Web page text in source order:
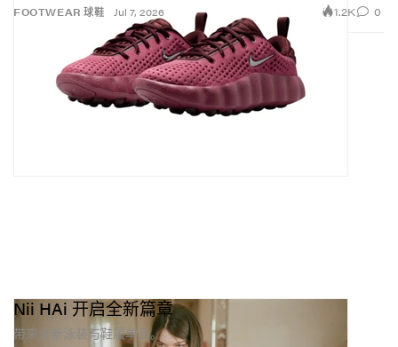
FOOTWEAR 球鞋 Jul 7, 2026 1.2K 0
Nii HAi 开启全新篇章
带来全新泳装与鞋履单品。